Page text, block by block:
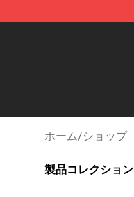
ホーム/ショップ
製品コレクション